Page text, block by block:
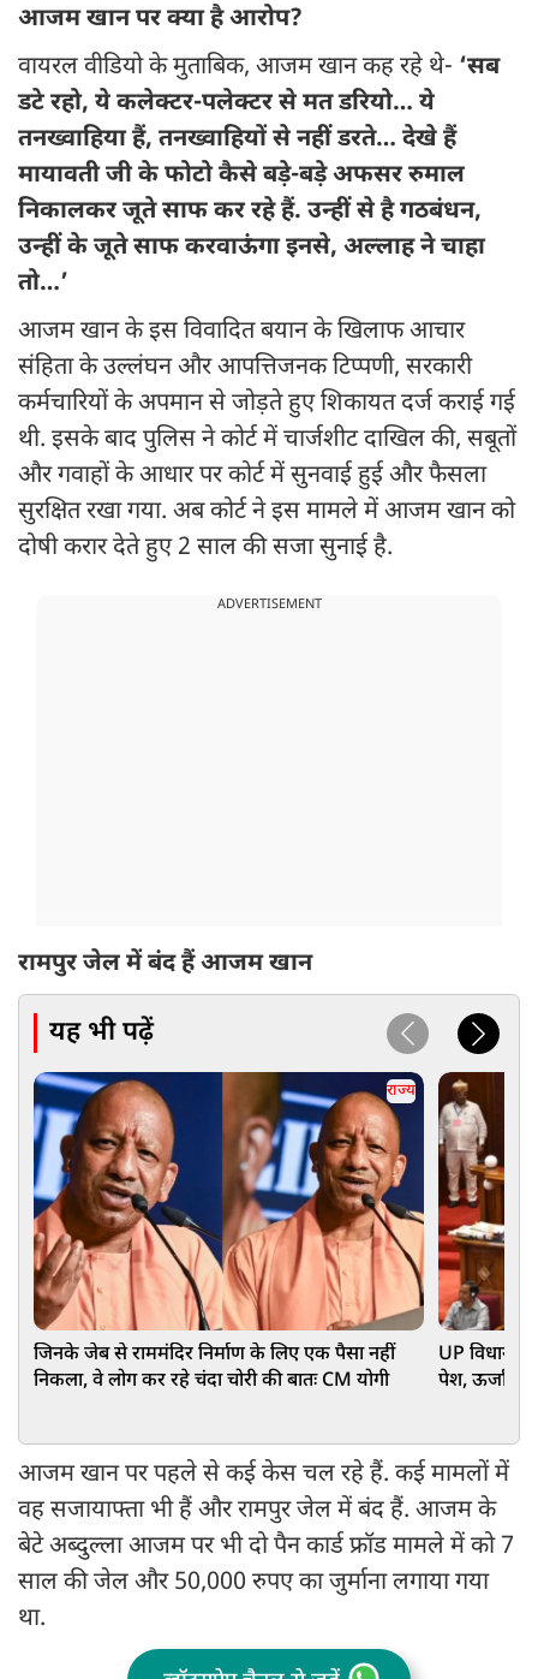
आजम खान पर क्या है आरोप?
वायरल वीडियो के मुताबिक, आजम खान कह रहे थे- ‘सब
डटे रहो, ये कलेक्टर-पलेक्टर से मत डरियो… ये
तनख्वाहिया हैं, तनख्वाहियों से नहीं डरते… देखे हैं
मायावती जी के फोटो कैसे बड़े-बड़े अफसर रुमाल
निकालकर जूते साफ कर रहे हैं. उन्हीं से है गठबंधन,
उन्हीं के जूते साफ करवाऊंगा इनसे, अल्लाह ने चाहा
तो…’
आजम खान के इस विवादित बयान के खिलाफ आचार
संहिता के उल्लंघन और आपत्तिजनक टिप्पणी, सरकारी
कर्मचारियों के अपमान से जोड़ते हुए शिकायत दर्ज कराई गई
थी. इसके बाद पुलिस ने कोर्ट में चार्जशीट दाखिल की, सबूतों
और गवाहों के आधार पर कोर्ट में सुनवाई हुई और फैसला
सुरक्षित रखा गया. अब कोर्ट ने इस मामले में आजम खान को
दोषी करार देते हुए 2 साल की सजा सुनाई है.
ADVERTISEMENT
रामपुर जेल में बंद हैं आजम खान
यह भी पढ़ें
राज्य
जिनके जेब से राममंदिर निर्माण के लिए एक पैसा नहीं
निकला, वे लोग कर रहे चंदा चोरी की बातः CM योगी
UP
पेश, ऊर्जा-
आजम खान पर पहले से कई केस चल रहे हैं. कई मामलों में
वह सजायाफ्ता भी हैं और रामपुर जेल में बंद हैं. आजम के
बेटे अब्दुल्ला आजम पर भी दो पैन कार्ड फ्रॉड मामले में को 7
साल की जेल और 50,000 रुपए का जुर्माना लगाया गया
था.